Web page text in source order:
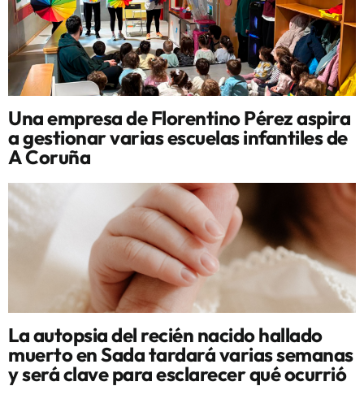
Una empresa de Florentino Pérez aspira
a gestionar varias escuelas infantiles de
A Coruña
La autopsia del recién nacido hallado
muerto en Sada tardará varias semanas
y será clave para esclarecer qué ocurrió